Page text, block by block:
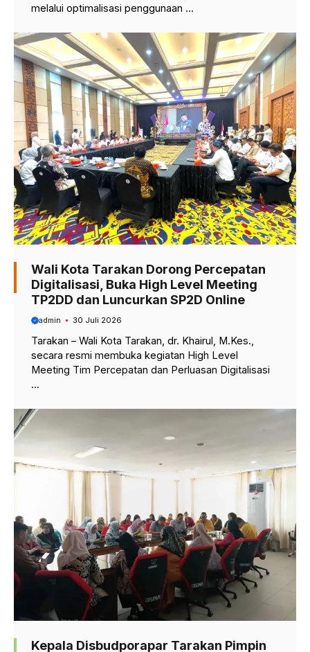
melalui optimalisasi penggunaan ...
Wali Kota Tarakan Dorong Percepatan
Digitalisasi, Buka High Level Meeting
TP2DD dan Luncurkan SP2D Online
admin 30 Juli 2026
Tarakan – Wali Kota Tarakan, dr. Khairul, M.Kes.,
secara resmi membuka kegiatan High Level
Meeting Tim Percepatan dan Perluasan Digitalisasi
...
Kepala Disbudporapar Tarakan Pimpin